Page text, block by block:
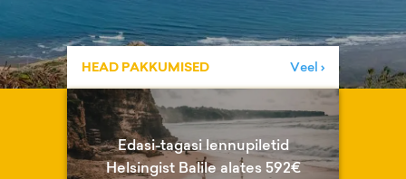
HEAD PAKKUMISED Veel ›
Edasi-tagasi lennupiletid
Helsingist Balile alates 592€